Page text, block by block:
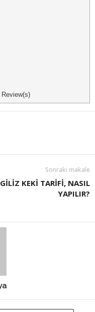
Review(s)
Sonraki makale
KEKİ TARİFİ, NASIL
YAPILIR?